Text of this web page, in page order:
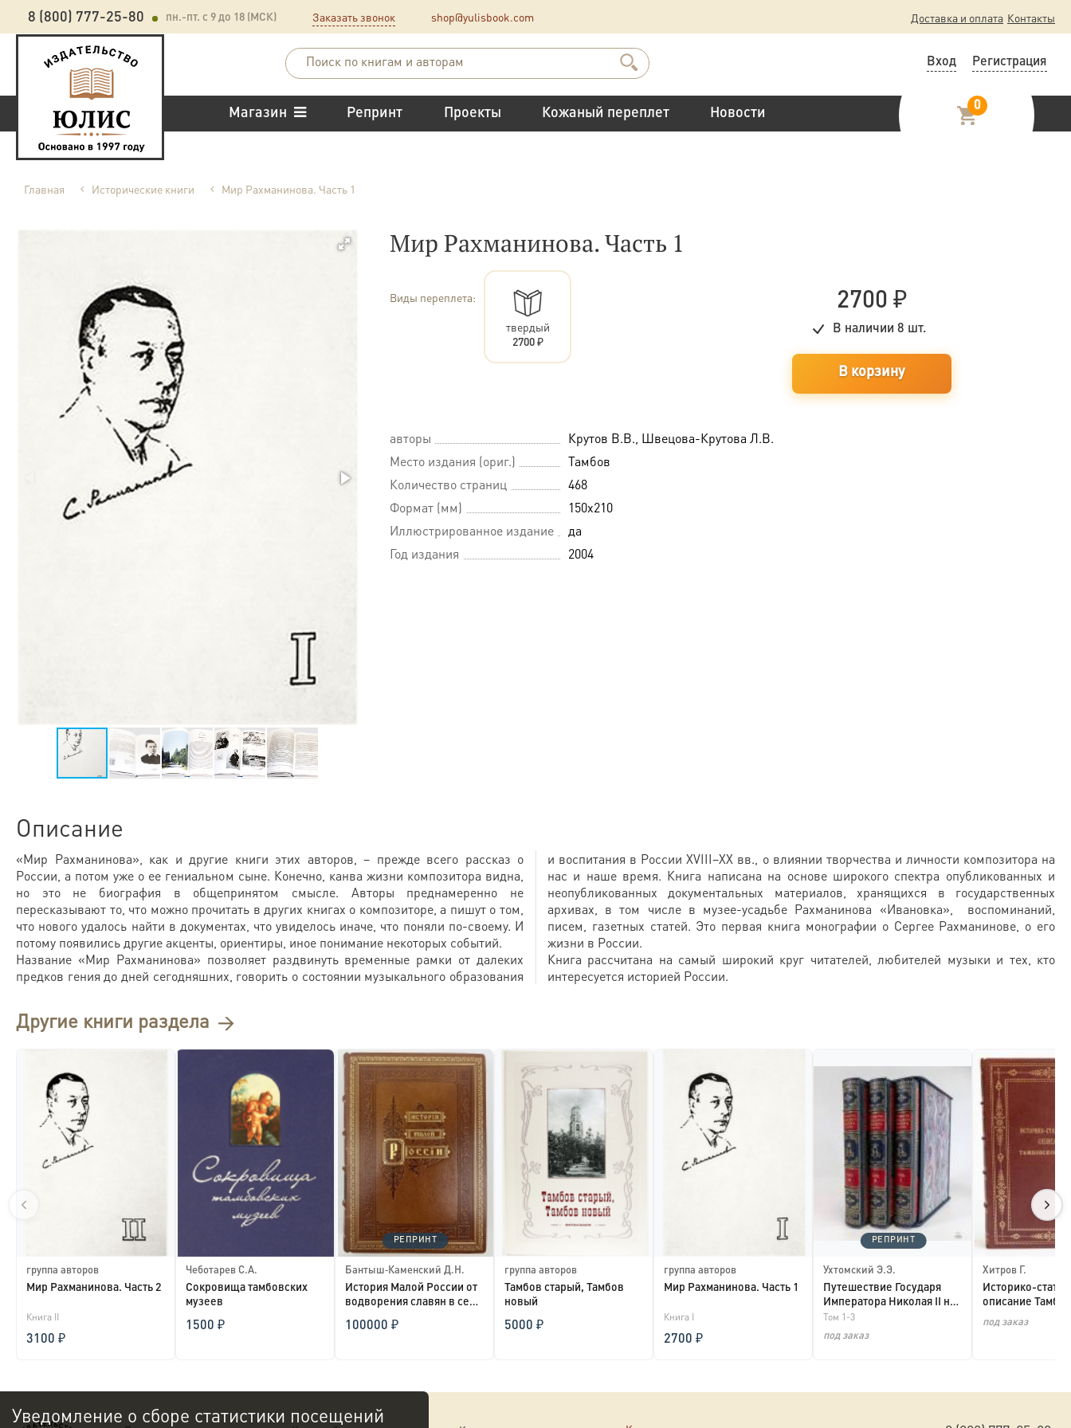
8 (800) 777-25-80 пн.-пт. с 9 до 18 (МСК) Заказать звонок shop@yulisbook.com Доставка и оплата Контакты
Регистрация
Вход
Магазин Репринт Проекты Кожаный переплет Новости
0
Главная Исторические книги Мир Рахманинова. Часть 1
Мир Рахманинова. Часть 1
Виды переплета:
твердый
2700 ₽
2700 ₽
В наличии8 шт.
В корзину
авторы
Крутов В.В., Швецова-Крутова Л.В.
Место издания (ориг.)
Тамбов
Количество страниц
468
Формат (мм)
150х210
Иллюстрированное издание
да
Год издания
2004
Описание
«Мир Рахманинова», как и другие книги этих авторов, – прежде всего рассказ о
России, а потом уже о ее гениальном сыне. Конечно, канва жизни композитора видна,
но это не биография в общепринятом смысле. Авторы преднамеренно не
пересказывают то, что можно прочитать в других книгах о композиторе, а пишут о том,
что нового удалось найти в документах, что увиделось иначе, что поняли по-своему. И
потому появились другие акценты, ориентиры, иное понимание некоторых событий.
Название «Мир Рахманинова» позволяет раздвинуть временные рамки от далеких
предков гения до дней сегодняшних, говорить о состоянии музыкального образования
и воспитания в России XVIII–XX вв., о влиянии творчества и личности композитора на
нас и наше время. Книга написана на основе широкого спектра опубликованных и
неопубликованных документальных материалов, хранящихся в государственных
архивах, в том числе в музее-усадьбе Рахманинова «Ивановка», воспоминаний,
писем, газетных статей. Это первая книга монографии о Сергее Рахманинове, о его
жизни в России.
Книга рассчитана на самый широкий круг читателей, любителей музыки и тех, кто
интересуется историей России.
Другие книги раздела
группа авторов
Мир Рахманинова. Часть 2
Книга II
3100 ₽
Чеботарев С.А.
Сокровища тамбовских
музеев
1500 ₽
РЕПРИНТ
Бантыш‑Каменский Д.Н.
История Малой России от
водворения славян в сей
100000 ₽
группа авторов
Тамбов старый, Тамбов
новый
5000 ₽
группа авторов
Мир Рахманинова. Часть 1
Книга I
2700 ₽
РЕПРИНТ
Ухтомский Э.Э.
Путешествие Государя
Императора Николая II на
Восток (Подаро...
Том 1-3
под заказ
Хитров Г.
Историко-
описание
под заказ
Уведомление о сборе статистики посещений